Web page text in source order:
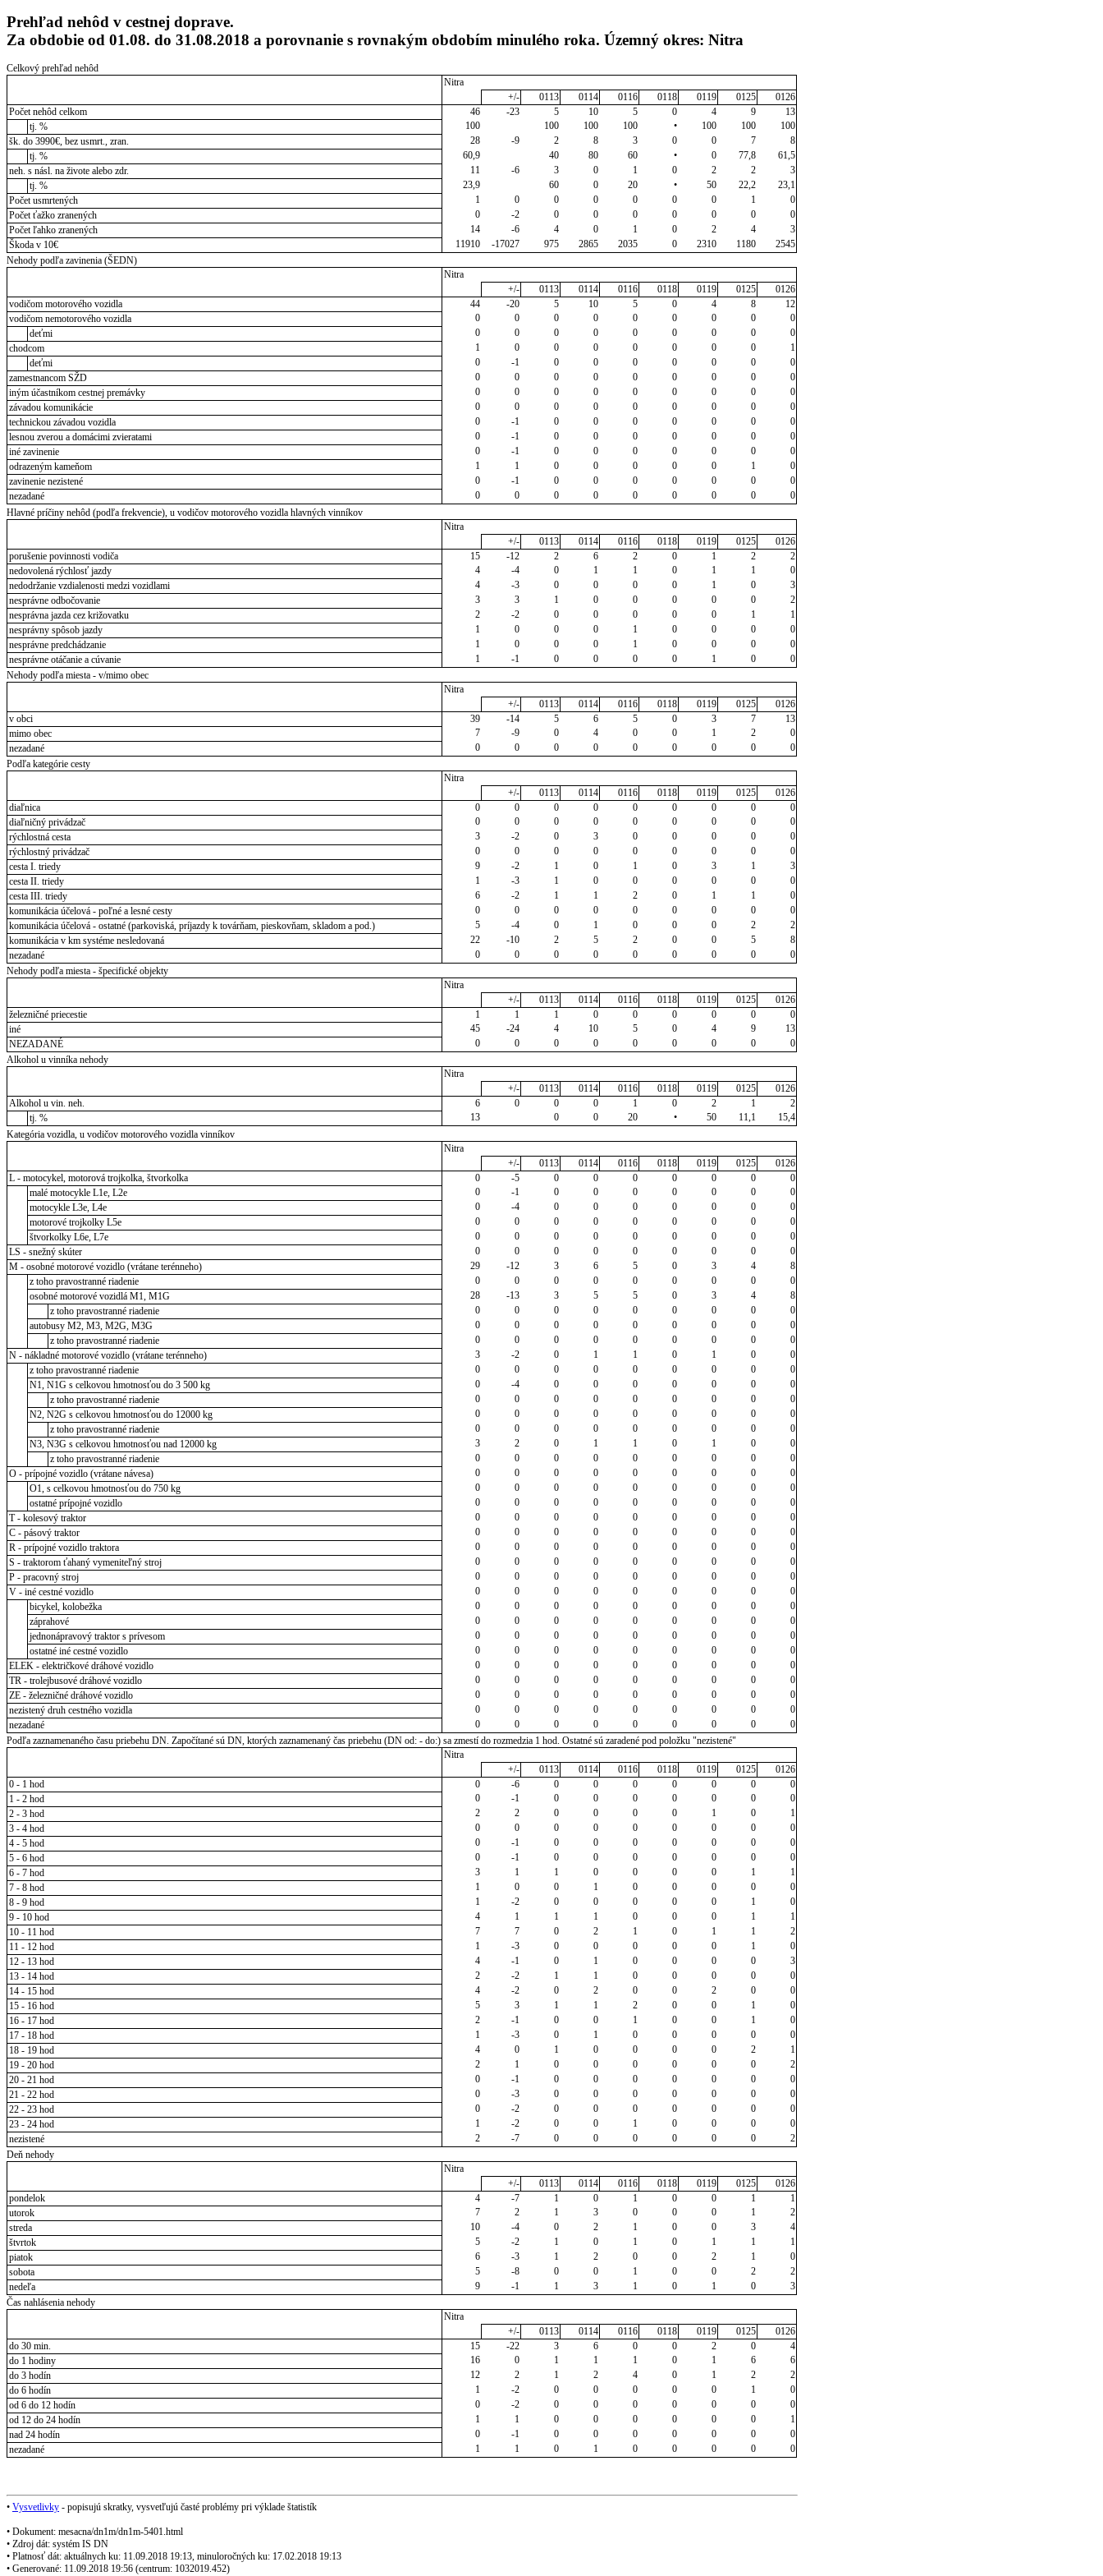
Prehľad nehôd v cestnej doprave.
Za obdobie od 01.08. do 31.08.2018 a porovnanie s rovnakým obdobím minulého roka. Územný okres: Nitra
Celkový prehľad nehôd
Nitra
+/-
0113 0114 0116 0118 0119 0125
0126
Počet nehôd celkom
46 -23 5 10 5 0 4 9
13
tj. %
100 100 100 100 • 100 100
100
šk. do 3990€, bez usmrt., zran.
28 -9 2 8 3 0 0 7
8
tj. %
60,9 40 80 60 • 0 77,8
61,5
neh. s násl. na živote alebo zdr.
11 -6 3 0 1 0 2 2
3
tj. %
23,9 60 0 20 • 50 22,2
23,1
Počet usmrtených
1 0 0 0 0 0 0 1
0
Počet ťažko zranených
0 -2 0 0 0 0 0 0
0
Počet ľahko zranených
14 -6 4 0 1 0 2 4
3
Škoda v 10€
11910 -17027 975 2865 2035 0 2310 1180
2545
Nehody podľa zavinenia (ŠEDN)
Nitra
+/-
0113 0114 0116 0118 0119 0125
0126
vodičom motorového vozidla
44 -20 5 10 5 0 4 8
12
vodičom nemotorového vozidla
0 0 0 0 0 0 0 0
0
deťmi
0 0 0 0 0 0 0 0
0
chodcom
1 0 0 0 0 0 0 0
1
deťmi
0 -1 0 0 0 0 0 0
0
zamestnancom SŽD
0 0 0 0 0 0 0 0
0
iným účastníkom cestnej premávky
0 0 0 0 0 0 0 0
0
závadou komunikácie
0 0 0 0 0 0 0 0
0
technickou závadou vozidla
0 -1 0 0 0 0 0 0
0
lesnou zverou a domácimi zvieratami
0 -1 0 0 0 0 0 0
0
iné zavinenie
0 -1 0 0 0 0 0 0
0
odrazeným kameňom
1 1 0 0 0 0 0 1
0
zavinenie nezistené
0 -1 0 0 0 0 0 0
0
nezadané
0 0 0 0 0 0 0 0
0
Hlavné príčiny nehôd (podľa frekvencie), u vodičov motorového vozidla hlavných vinníkov
Nitra
+/-
0113 0114 0116 0118 0119 0125
0126
porušenie povinnosti vodiča
15 -12 2 6 2 0 1 2
2
nedovolená rýchlosť jazdy
4 -4 0 1 1 0 1 1
0
nedodržanie vzdialenosti medzi vozidlami
4 -3 0 0 0 0 1 0
3
nesprávne odbočovanie
3 3 1 0 0 0 0 0
2
nesprávna jazda cez križovatku
2 -2 0 0 0 0 0 1
1
nesprávny spôsob jazdy
1 0 0 0 1 0 0 0
0
nesprávne predchádzanie
1 0 0 0 1 0 0 0
0
nesprávne otáčanie a cúvanie
1 -1 0 0 0 0 1 0
0
Nehody podľa miesta - v/mimo obec
Nitra
+/-
0113 0114 0116 0118 0119 0125
0126
v obci
39 -14 5 6 5 0 3 7
13
mimo obec
7 -9 0 4 0 0 1 2
0
nezadané
0 0 0 0 0 0 0 0
0
Podľa kategórie cesty
Nitra
+/-
0113 0114 0116 0118 0119 0125
0126
diaľnica
0 0 0 0 0 0 0 0
0
diaľničný privádzač
0 0 0 0 0 0 0 0
0
rýchlostná cesta
3 -2 0 3 0 0 0 0
0
rýchlostný privádzač
0 0 0 0 0 0 0 0
0
cesta I. triedy
9 -2 1 0 1 0 3 1
3
cesta II. triedy
1 -3 1 0 0 0 0 0
0
cesta III. triedy
6 -2 1 1 2 0 1 1
0
komunikácia účelová - poľné a lesné cesty
0 0 0 0 0 0 0 0
0
komunikácia účelová - ostatné (parkoviská, príjazdy k továrňam, pieskovňam, skladom a pod.)
5 -4 0 1 0 0 0 2
2
komunikácia v km systéme nesledovaná
22 -10 2 5 2 0 0 5
8
nezadané
0 0 0 0 0 0 0 0
0
Nehody podľa miesta - špecifické objekty
Nitra
+/-
0113 0114 0116 0118 0119 0125
0126
železničné priecestie
1 1 1 0 0 0 0 0
0
iné
45 -24 4 10 5 0 4 9
13
NEZADANÉ
0 0 0 0 0 0 0 0
0
Alkohol u vinníka nehody
Nitra
+/-
0113 0114 0116 0118 0119 0125
0126
Alkohol u vin. neh.
6 0 0 0 1 0 2 1
2
tj. %
13 0 0 20 • 50 11,1
15,4
Kategória vozidla, u vodičov motorového vozidla vinníkov
Nitra
+/-
0113 0114 0116 0118 0119 0125
0126
L - motocykel, motorová trojkolka, štvorkolka
0 -5 0 0 0 0 0 0
0
malé motocykle L1e, L2e
0 -1 0 0 0 0 0 0
0
motocykle L3e, L4e
0 -4 0 0 0 0 0 0
0
motorové trojkolky L5e
0 0 0 0 0 0 0 0
0
štvorkolky L6e, L7e
0 0 0 0 0 0 0 0
0
LS - snežný skúter
0 0 0 0 0 0 0 0
0
M - osobné motorové vozidlo (vrátane terénneho)
29 -12 3 6 5 0 3 4
8
z toho pravostranné riadenie
0 0 0 0 0 0 0 0
0
osobné motorové vozidlá M1, M1G
28 -13 3 5 5 0 3 4
8
z toho pravostranné riadenie
0 0 0 0 0 0 0 0
0
autobusy M2, M3, M2G, M3G
0 0 0 0 0 0 0 0
0
z toho pravostranné riadenie
0 0 0 0 0 0 0 0
0
N - nákladné motorové vozidlo (vrátane terénneho)
3 -2 0 1 1 0 1 0
0
z toho pravostranné riadenie
0 0 0 0 0 0 0 0
0
N1, N1G s celkovou hmotnosťou do 3 500 kg
0 -4 0 0 0 0 0 0
0
z toho pravostranné riadenie
0 0 0 0 0 0 0 0
0
N2, N2G s celkovou hmotnosťou do 12000 kg
0 0 0 0 0 0 0 0
0
z toho pravostranné riadenie
0 0 0 0 0 0 0 0
0
N3, N3G s celkovou hmotnosťou nad 12000 kg
3 2 0 1 1 0 1 0
0
z toho pravostranné riadenie
0 0 0 0 0 0 0 0
0
O - prípojné vozidlo (vrátane návesa)
0 0 0 0 0 0 0 0
0
O1, s celkovou hmotnosťou do 750 kg
0 0 0 0 0 0 0 0
0
ostatné prípojné vozidlo
0 0 0 0 0 0 0 0
0
T - kolesový traktor
0 0 0 0 0 0 0 0
0
C - pásový traktor
0 0 0 0 0 0 0 0
0
R - prípojné vozidlo traktora
0 0 0 0 0 0 0 0
0
S - traktorom ťahaný vymeniteľný stroj
0 0 0 0 0 0 0 0
0
P - pracovný stroj
0 0 0 0 0 0 0 0
0
V - iné cestné vozidlo
0 0 0 0 0 0 0 0
0
bicykel, kolobežka
0 0 0 0 0 0 0 0
0
záprahové
0 0 0 0 0 0 0 0
0
jednonápravový traktor s prívesom
0 0 0 0 0 0 0 0
0
ostatné iné cestné vozidlo
0 0 0 0 0 0 0 0
0
ELEK - električkové dráhové vozidlo
0 0 0 0 0 0 0 0
0
TR - trolejbusové dráhové vozidlo
0 0 0 0 0 0 0 0
0
ZE - železničné dráhové vozidlo
0 0 0 0 0 0 0 0
0
nezistený druh cestného vozidla
0 0 0 0 0 0 0 0
0
nezadané
0 0 0 0 0 0 0 0
0
Podľa zaznamenaného času priebehu DN. Započítané sú DN, ktorých zaznamenaný čas priebehu (DN od: - do:) sa zmestí do rozmedzia 1 hod. Ostatné sú zaradené pod položku "nezistené"
Nitra
+/-
0113 0114 0116 0118 0119 0125
0126
0 - 1 hod
0 -6 0 0 0 0 0 0
0
1 - 2 hod
0 -1 0 0 0 0 0 0
0
2 - 3 hod
2 2 0 0 0 0 1 0
1
3 - 4 hod
0 0 0 0 0 0 0 0
0
4 - 5 hod
0 -1 0 0 0 0 0 0
0
5 - 6 hod
0 -1 0 0 0 0 0 0
0
6 - 7 hod
3 1 1 0 0 0 0 1
1
7 - 8 hod
1 0 0 1 0 0 0 0
0
8 - 9 hod
1 -2 0 0 0 0 0 1
0
9 - 10 hod
4 1 1 1 0 0 0 1
1
10 - 11 hod
7 7 0 2 1 0 1 1
2
11 - 12 hod
1 -3 0 0 0 0 0 1
0
12 - 13 hod
4 -1 0 1 0 0 0 0
3
13 - 14 hod
2 -2 1 1 0 0 0 0
0
14 - 15 hod
4 -2 0 2 0 0 2 0
0
15 - 16 hod
5 3 1 1 2 0 0 1
0
16 - 17 hod
2 -1 0 0 1 0 0 1
0
17 - 18 hod
1 -3 0 1 0 0 0 0
0
18 - 19 hod
4 0 1 0 0 0 0 2
1
19 - 20 hod
2 1 0 0 0 0 0 0
2
20 - 21 hod
0 -1 0 0 0 0 0 0
0
21 - 22 hod
0 -3 0 0 0 0 0 0
0
22 - 23 hod
0 -2 0 0 0 0 0 0
0
23 - 24 hod
1 -2 0 0 1 0 0 0
0
nezistené
2 -7 0 0 0 0 0 0
2
Deň nehody
Nitra
+/-
0113 0114 0116 0118 0119 0125
0126
pondelok
4 -7 1 0 1 0 0 1
1
utorok
7 2 1 3 0 0 0 1
2
streda
10 -4 0 2 1 0 0 3
4
štvrtok
5 -2 1 0 1 0 1 1
1
piatok
6 -3 1 2 0 0 2 1
0
sobota
5 -8 0 0 1 0 0 2
2
nedeľa
9 -1 1 3 1 0 1 0
3
Čas nahlásenia nehody
Nitra
+/-
0113 0114 0116 0118 0119 0125
0126
do 30 min.
15 -22 3 6 0 0 2 0
4
do 1 hodiny
16 0 1 1 1 0 1 6
6
do 3 hodín
12 2 1 2 4 0 1 2
2
do 6 hodín
1 -2 0 0 0 0 0 1
0
od 6 do 12 hodín
0 -2 0 0 0 0 0 0
0
od 12 do 24 hodín
1 1 0 0 0 0 0 0
1
nad 24 hodín
0 -1 0 0 0 0 0 0
0
nezadané
1 1 0 1 0 0 0 0 0
• Vysvetlivky - popisujú skratky, vysvetľujú časté problémy pri výklade štatistík
• Dokument: mesacna/dn1m/dn1m-5401.html
• Zdroj dát: systém IS DN
• Platnosť dát: aktuálnych ku: 11.09.2018 19:13, minuloročných ku: 17.02.2018 19:13
• Generované: 11.09.2018 19:56 (centrum: 1032019.452)